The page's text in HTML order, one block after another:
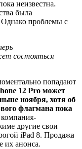
неизвестна.
была
Однако проблемы с
состояться
попадают
12 Pro может
ноября, хотя об
флагмана пока
компания-
другие свои
iPad 8. Продажа
их анонса.